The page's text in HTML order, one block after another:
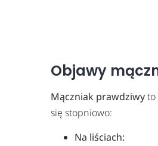
Objawy
Mączniak prawdziwyto
się stopniowo:
Na liściach: